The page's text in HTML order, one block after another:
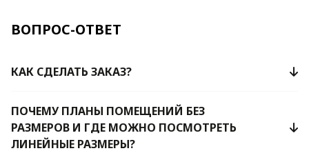
ВОПРОС-ОТВЕТ
КАК СДЕЛАТЬ ЗАКАЗ?
ПОЧЕМУ ПЛАНЫ ПОМЕЩЕНИЙ БЕЗ
РАЗМЕРОВ И ГДЕ МОЖНО ПОСМОТРЕТЬ
ЛИНЕЙНЫЕ РАЗМЕРЫ?